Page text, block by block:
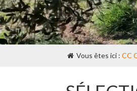
Vous êtes ici : CC